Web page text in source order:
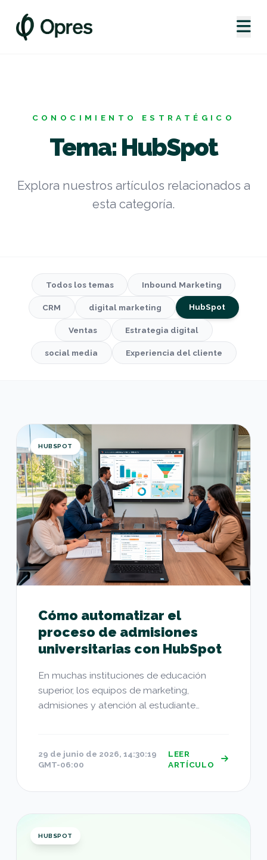
CONOCIMIENTO ESTRATÉGICO
Tema: HubSpot
Explora nuestros artículos relacionados a
esta categoría.
Todos los temas Inbound Marketing
CRM digital marketing HubSpot
Ventas Estrategia digital
social media Experiencia del cliente
Cómo automatizar el proceso de admisiones
HUBSPOT
Cómo automatizar el
proceso de admisiones
universitarias con HubSpot
En muchas instituciones de educación
superior, los equipos de marketing,
admisiones y atención al estudiante
29 de junio de 2026, 14:30:19
GMT-06:00
LEER
ARTÍCULO
HUBSPOT